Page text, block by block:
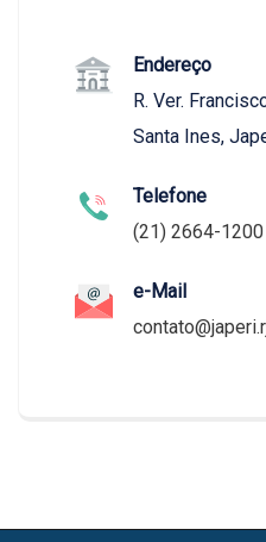
Endereço
R. Ver.
Santa Ines,
Telefone
(21) 2664-1200
e-Mail